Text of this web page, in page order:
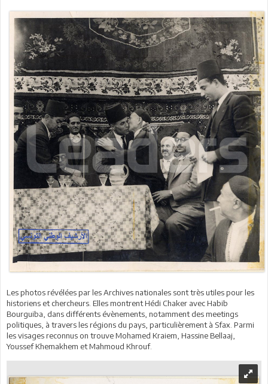
Les photos révélées par les Archives nationales sont très utiles pour les
historiens et chercheurs. Elles montrent Hédi Chaker avec Habib
Bourguiba, dans différents évènements, notamment des meetings
politiques, à travers les régions du pays, particulièrement à Sfax. Parmi
les visages reconnus on trouve Mohamed Kraiem, Hassine Bellaaj,
Youssef Khemakhem et Mahmoud Khrouf.